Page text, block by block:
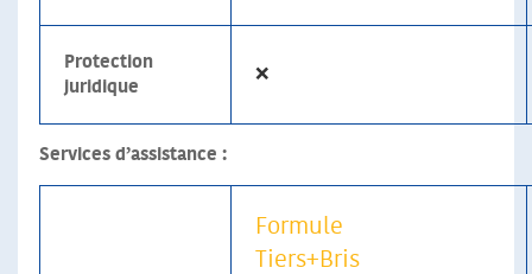
Protection
juridique
❌
Services d’assistance :
Formule
Tiers+Bris